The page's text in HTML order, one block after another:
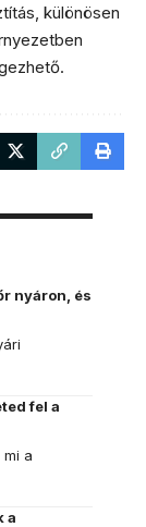
különösen
nyáron, és
fel a
a
a